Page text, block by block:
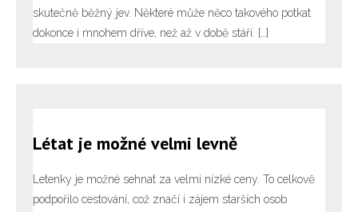
skutečně běžný jev. Některé může něco takového potkat
dokonce i mnohem dříve, než až v době stáří. […]
Létat je možné velmi levně
Letenky je možné sehnat za velmi nízké ceny. To celkově
podpořilo cestování, což značí i zájem starších osob